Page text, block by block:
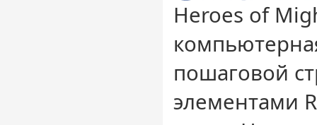
Heroes of
пошаговой
элементами